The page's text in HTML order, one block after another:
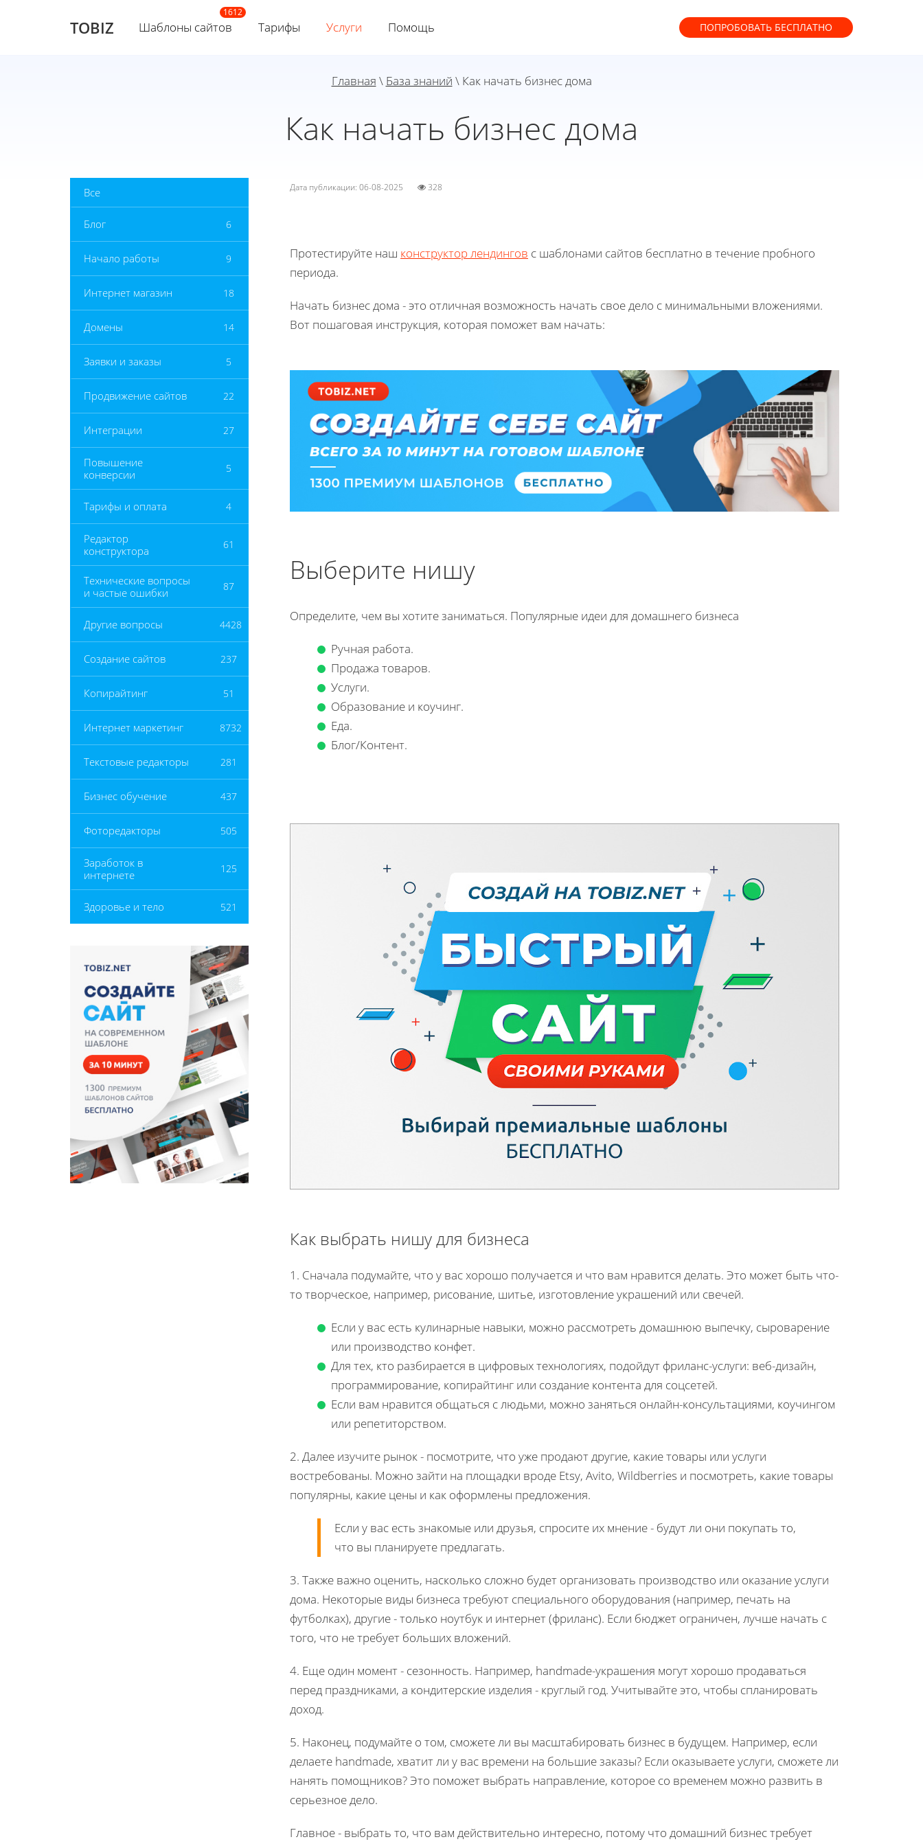
TOBIZ Шаблоны сайтов Тарифы Услуги Помощь ПОПРОБОВАТЬ БЕСПЛАТНО
Главная \ База знаний \ Как начать бизнес дома
Как начать бизнес дома
Все
Блог 6
Начало работы 9
Интернет магазин 18
Домены 14
Заявки и заказы 5
Продвижение сайтов 22
Интеграции 27
Повышение
конверсии
5
Тарифы и оплата 4
Редактор
конструктора
61
Технические вопросы
и частые ошибки
87
Другие вопросы 4428
Создание сайтов 237
Копирайтинг 51
Интернет маркетинг 8732
Текстовые редакторы 281
Бизнес обучение 437
Фоторедакторы 505
Заработок в
интернете
125
Здоровье и тело 521
Дата публикации: 06-08-2025 328
Протестируйте наш конструктор лендингов с шаблонами сайтов бесплатно в течение пробного
периода.
Начать бизнес дома - это отличная возможность начать свое дело с минимальными вложениями.
Вот пошаговая инструкция, которая поможет вам начать:
Выберите нишу
Определите, чем вы хотите заниматься. Популярные идеи для домашнего бизнеса
Ручная работа.
Продажа товаров.
Услуги.
Образование и коучинг.
Еда.
Блог/Контент.
Как выбрать нишу для бизнеса
1. Сначала подумайте, что у вас хорошо получается и что вам нравится делать. Это может быть что-
то творческое, например, рисование, шитье, изготовление украшений или свечей.
Если у вас есть кулинарные навыки, можно рассмотреть домашнюю выпечку, сыроварение
или производство конфет.
Для тех, кто разбирается в цифровых технологиях, подойдут фриланс-услуги: веб-дизайн,
программирование, копирайтинг или создание контента для соцсетей.
Если вам нравится общаться с людьми, можно заняться онлайн-консультациями, коучингом
или репетиторством.
2. Далее изучите рынок - посмотрите, что уже продают другие, какие товары или услуги
востребованы. Можно зайти на площадки вроде Etsy, Avito, Wildberries и посмотреть, какие товары
популярны, какие цены и как оформлены предложения.
Если у вас есть знакомые или друзья, спросите их мнение - будут ли они покупать то,
что вы планируете предлагать.
3. Также важно оценить, насколько сложно будет организовать производство или оказание услуги
дома. Некоторые виды бизнеса требуют специального оборудования (например, печать на
футболках), другие - только ноутбук и интернет (фриланс). Если бюджет ограничен, лучше начать с
того, что не требует больших вложений.
4. Еще один момент - сезонность. Например, handmade-украшения могут хорошо продаваться
перед праздниками, а кондитерские изделия - круглый год. Учитывайте это, чтобы спланировать
доход.
5. Наконец, подумайте о том, сможете ли вы масштабировать бизнес в будущем. Например, если
делаете handmade, хватит ли у вас времени на большие заказы? Если оказываете услуги, сможете ли
нанять помощников? Это поможет выбрать направление, которое со временем можно развить в
серьезное дело.
Главное - выбрать то, что вам действительно интересно, потому что домашний бизнес требует